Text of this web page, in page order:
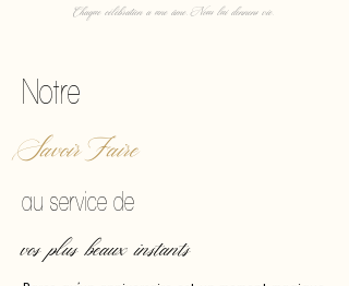
Chaque célébration a une âme. Nous lui donnons vie.
Notre
Savoir Faire
au service de
vos plus beaux instants